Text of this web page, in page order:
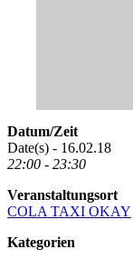
Datum/Zeit
Date(s) - 16.02.18
22:00 - 23:30
Veranstaltungsort
COLA TAXI OKAY
Kategorien